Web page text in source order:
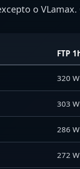
o
FTP
320 W
303 W
286 W
272 W